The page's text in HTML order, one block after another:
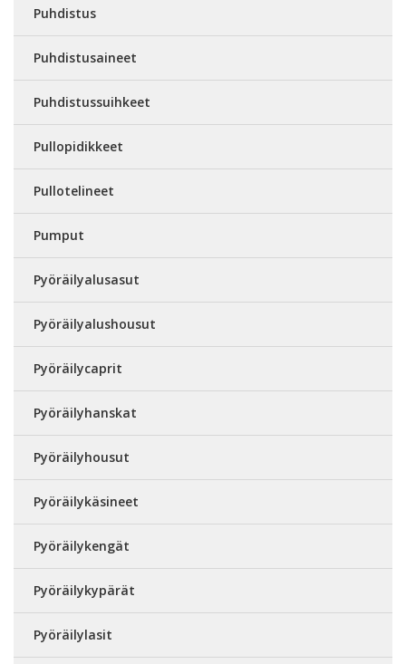
Puhdistus
Puhdistusaineet
Puhdistussuihkeet
Pullopidikkeet
Pullotelineet
Pumput
Pyöräilyalusasut
Pyöräilyalushousut
Pyöräilycaprit
Pyöräilyhanskat
Pyöräilyhousut
Pyöräilykäsineet
Pyöräilykengät
Pyöräilykypärät
Pyöräilylasit